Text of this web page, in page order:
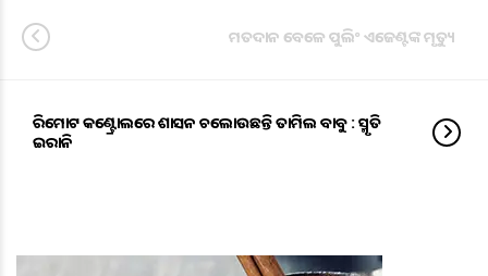
ମତଦାନ ବେଳେ ପୁଲିଂ ଏଜେଣ୍ଟଙ୍କ ମୃତ୍ୟୁ
ରିମୋଟ କଣ୍ଟ୍ରୋଲରେ ଶାସନ ଚଲୋଉଛନ୍ତି ତାମିଲ ବାବୁ : ସ୍ମୃତି
ଇରାନି